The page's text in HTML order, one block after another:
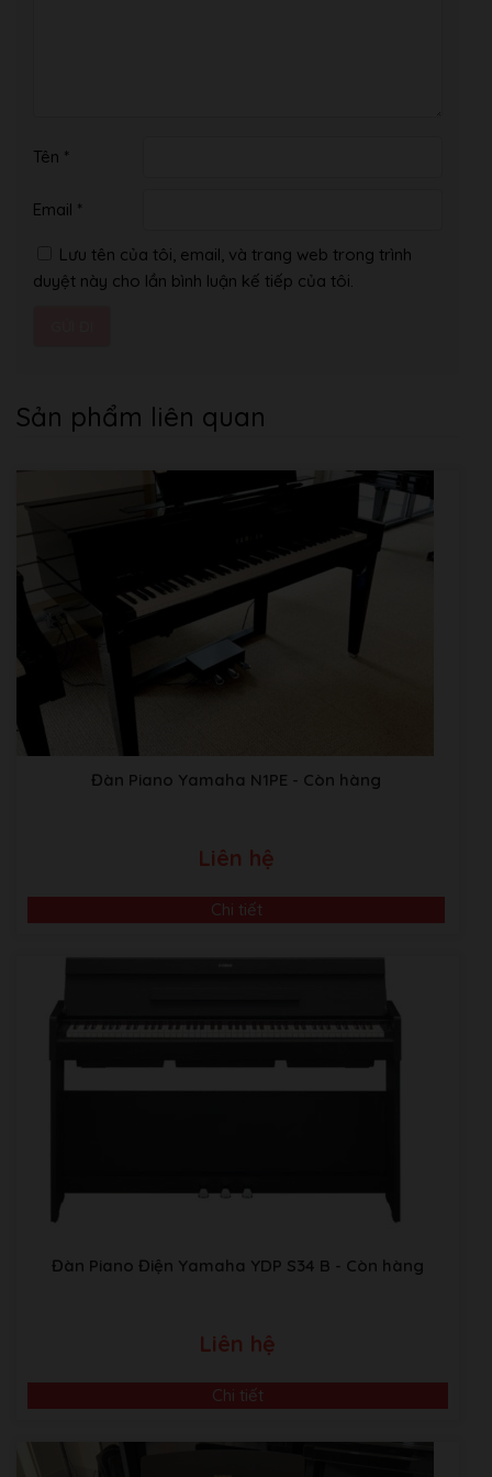
Tên *
Email *
Lưu tên của tôi, email, và trang web trong trình
duyệt này cho lần bình luận kế tiếp của tôi.
Sản phẩm liên quan
Đàn Piano Yamaha N1PE - Còn hàng
Liên hệ
Chi tiết
Đàn Piano Điện Yamaha YDP S34 B - Còn hàng
Liên hệ
Chi tiết